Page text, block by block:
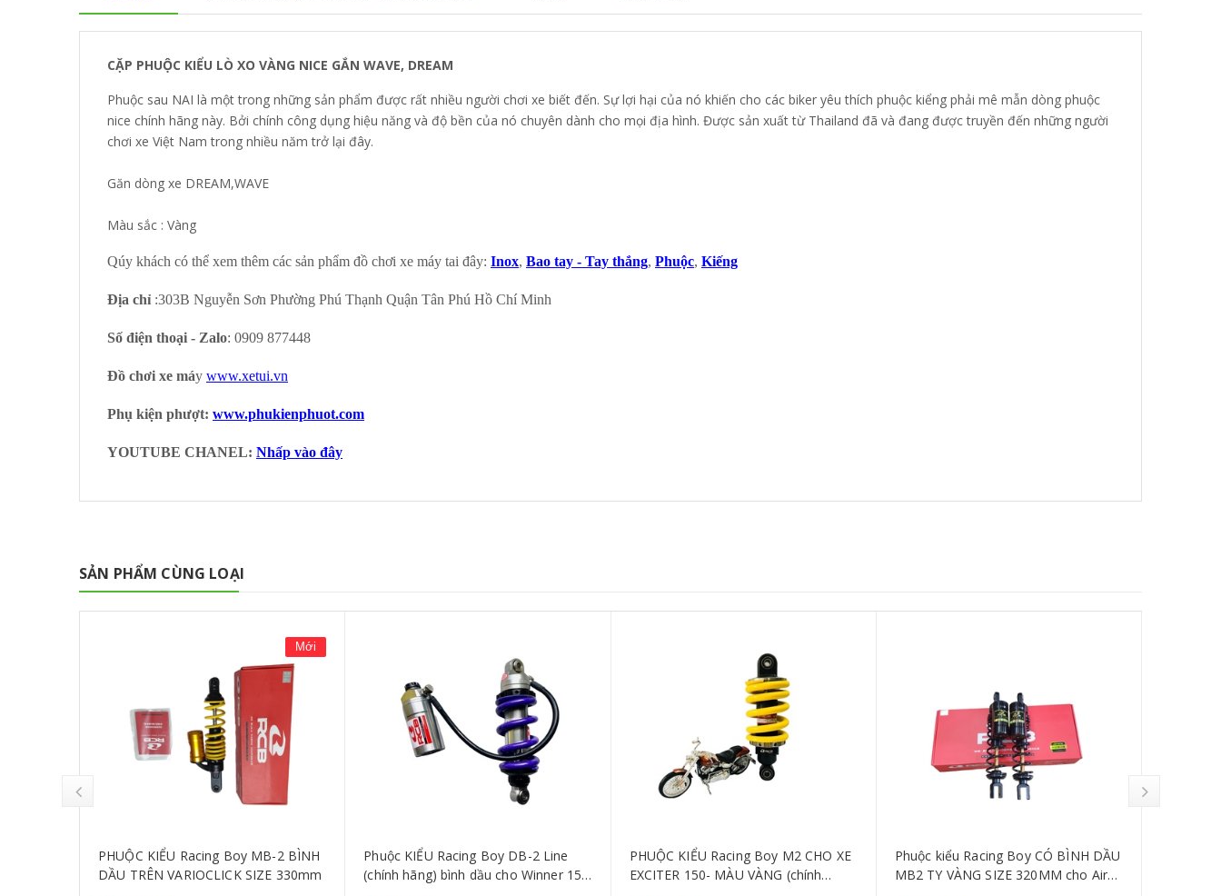
CẶP PHUỘC KIỂU LÒ XO VÀNG NICE GẮN WAVE, DREAM
Phuộc sau NAI là một trong những sản phẩm được rất nhiều người chơi xe biết đến. Sự lợi hại của nó khiến cho các biker yêu thích phuộc kiểng phải mê mẫn dòng phuộc
nice chính hãng này. Bởi chính công dụng hiệu năng và độ bền của nó chuyên dành cho mọi địa hình. Được sản xuất từ Thailand đã và đang được truyền đến những người
chơi xe Việt Nam trong nhiều năm trở lại đây.
Găn dòng xe DREAM,WAVE
Màu sắc : Vàng
Qúy khách có thể xem thêm các sản phẩm đồ chơi xe máy tai đây: Inox, Bao tay - Tay thắng, Phuộc, Kiếng
Địa chỉ :303B Nguyễn Sơn Phường Phú Thạnh Quận Tân Phú Hồ Chí Minh
Số điện thoại - Zalo: 0909 877448
Đồ chơi xe máy www.xetui.vn
Phụ kiện phượt: www.phukienphuot.com
YOUTUBE CHANEL: Nhấp vào đây
SẢN PHẨM CÙNG LOẠI
Mới
PHUỘC KIỂU Racing Boy MB-2 BÌNH
DẦU TRÊN VARIOCLICK SIZE 330mm
Phuộc KIỂU Racing Boy DB-2 Line
(chính hãng) bình dầu cho Winner 150
PHUỘC KIỂU Racing Boy M2 CHO XE
EXCITER 150- MÀU VÀNG (chính
Phuộc kiểu Racing Boy CÓ BÌNH DẦU
MB2 TY VÀNG SIZE 320MM cho Air